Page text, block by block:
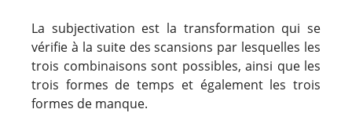
La subjectivation est la transformation qui se
vérifie à la suite des scansions par lesquelles les
trois combinaisons sont possibles, ainsi que les
trois formes de temps et également les trois
formes de manque.